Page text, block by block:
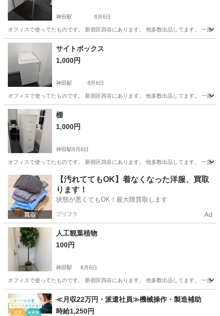
神田駅 8月6日
オフィスで使ってたものです。 新宿区四谷にあります。 他多数出品してます。 一度
東京 千代田区 神田駅
サイトボックス
1,000円
神田駅 8月6日
オフィスで使ってたものです。 新宿区四谷にあります。 他多数出品してます。 一度
東京 千代田区 棚
1,000円
神田駅8月6日
オフィスで使ってたものです。 新宿区四谷にあります。 他多数出品してます。 一度
東京 千代田区 神田駅 オフィス用家具 オフィス
【汚れててもOK】着なくなった洋服、買取
ります！
状態が悪くてもOK！最大限買取します
プリフラ Ad
人工観葉植物
100円
神田駅 8月6日
オフィスで使ってたものです。 新宿区四谷にあります。 他多数出品してます。 一度
東京 千代田区 神田駅 インテリア雑貨/小物 観葉植物
≪月収22万円・派遣社員≫機械操作・製造補助
時給1,250円